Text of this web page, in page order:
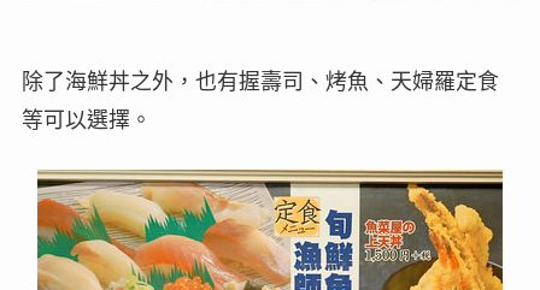
除了海鮮丼之外，也有握壽司、烤魚、天婦羅定食
等可以選擇。